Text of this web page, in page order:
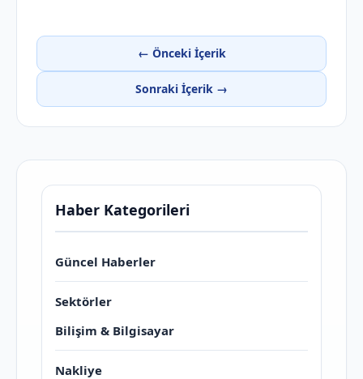
← Önceki İçerik
Sonraki İçerik →
Haber Kategorileri
Güncel Haberler
Sektörler
Bilişim & Bilgisayar
Nakliye